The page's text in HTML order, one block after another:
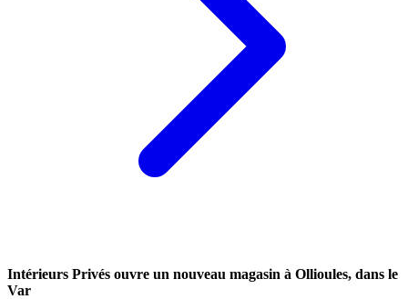
Intérieurs Privés ouvre un nouveau magasin à Ollioules, dans le
Var